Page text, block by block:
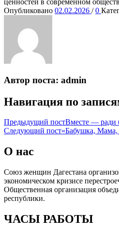
ценностей в современном
Опубликовано 02.02.2026 / 0
Автор поста: admin
Навигация по
Предыдущий постВместе — ради
Следующий пост«Бабушка,
О нас
Союз женщин Дагестана
экономическом кризисе
Общественная организация
республики.
ЧАСЫ РАБОТЫ